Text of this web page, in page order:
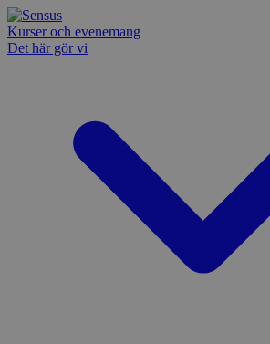
Kurser och evenemang
Det här gör vi